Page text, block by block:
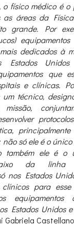
o físico médico é o
as áreas da
grande. Por
dedicados à
Estados Unidos
que
e clínicas.
técnico,
só ele é o
também ele é o
da linha
nos Estados
para esse
equipamentos
Estados Unidos
Gabriela